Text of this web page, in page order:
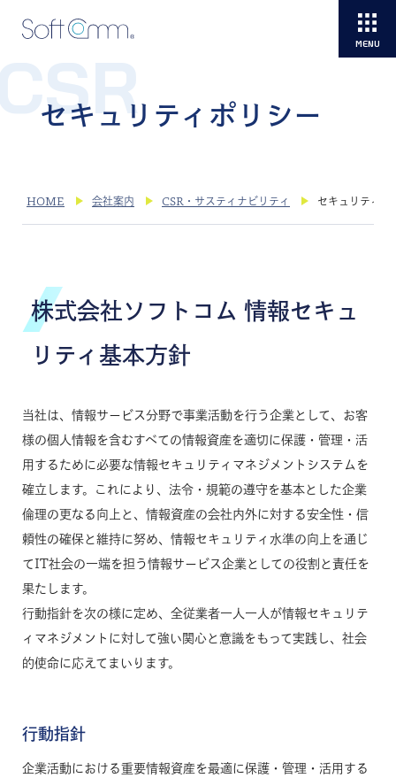
セキュリティポリシー
HOME 会社案内 CSR・サスティナビリティ セキュリティポ
株式会社ソフトコム 情報セキュ
リティ基本方針
当社は、情報サービス分野で事業活動を行う企業として、お客
様の個人情報を含むすべての情報資産を適切に保護・管理・活
用するために必要な情報セキュリティマネジメントシステムを
確立します。これにより、法令・規範の遵守を基本とした企業
倫理の更なる向上と、情報資産の会社内外に対する安全性・信
頼性の確保と維持に努め、情報セキュリティ水準の向上を通じ
てIT社会の一端を担う情報サービス企業としての役割と責任を
果たします。
行動指針を次の様に定め、全従業者一人一人が情報セキュリテ
ィマネジメントに対して強い関心と意識をもって実践し、社会
的使命に応えてまいります。
行動指針
企業活動における重要情報資産を最適に保護・管理・活用する